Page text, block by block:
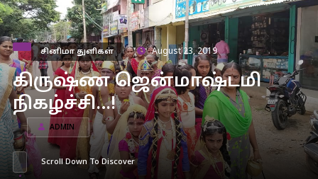
சினிமா துளிகள் August 23, 2019
கிருஷ்ண ஜென்மாஷ்டமி
நிகழ்ச்சி…!
ADMIN
Scroll Down To Discover